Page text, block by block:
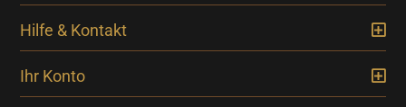
Hilfe & Kontakt
Ihr Konto